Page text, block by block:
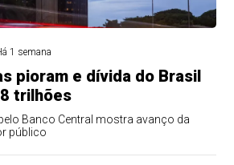
1 semana
pioram e dívida do Brasil
trilhões
Banco Central mostra avanço da
público